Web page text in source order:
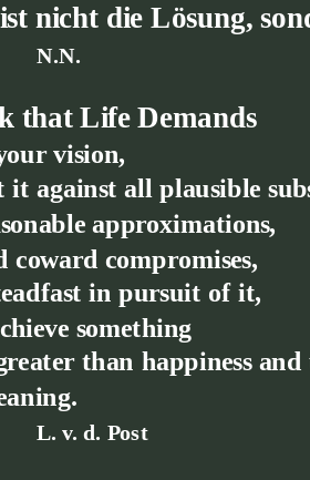
nicht die Lösung,
N.N.
that Life Demands
vision,
it against all plausible
approximations,
coward compromises,
in pursuit of it,
something
than happiness and
L. v. d. Post